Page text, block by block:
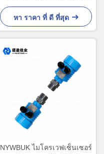
DPDT
หา ราคา ที่ ดี ที่สุด
NYWBUK ไมโครเวฟเซ็นเซอร์